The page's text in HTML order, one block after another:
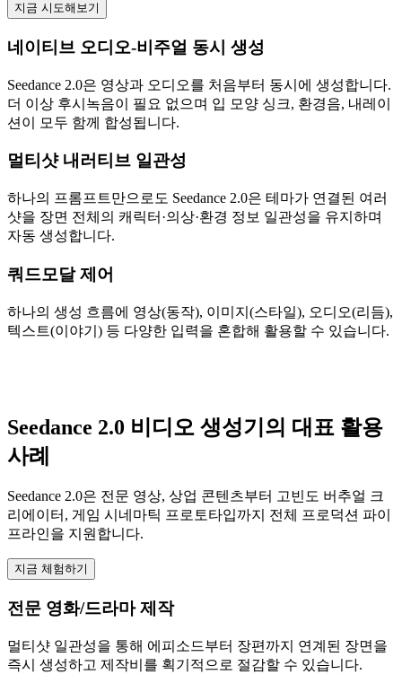
지금 시도해보기
네이티브 오디오-비주얼 동시 생성
Seedance 2.0은 영상과 오디오를 처음부터 동시에 생성합니다.
더 이상 후시녹음이 필요 없으며 입 모양 싱크, 환경음, 내레이
션이 모두 함께 합성됩니다.
멀티샷 내러티브 일관성
하나의 프롬프트만으로도 Seedance 2.0은 테마가 연결된 여러
샷을 장면 전체의 캐릭터·의상·환경 정보 일관성을 유지하며
자동 생성합니다.
쿼드모달 제어
하나의 생성 흐름에 영상(동작), 이미지(스타일), 오디오(리듬),
텍스트(이야기) 등 다양한 입력을 혼합해 활용할 수 있습니다.
Seedance 2.0 비디오 생성기의 대표 활용
사례
Seedance 2.0은 전문 영상, 상업 콘텐츠부터 고빈도 버추얼 크
리에이터, 게임 시네마틱 프로토타입까지 전체 프로덕션 파이
프라인을 지원합니다.
지금 체험하기
전문 영화/드라마 제작
멀티샷 일관성을 통해 에피소드부터 장편까지 연계된 장면을
즉시 생성하고 제작비를 획기적으로 절감할 수 있습니다.